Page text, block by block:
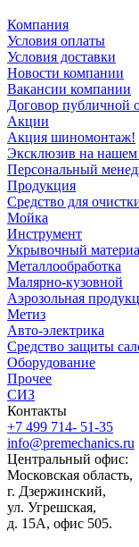
Компания
Условия оплаты
Условия доставки
Новости компании
Вакансии компании
Договор публичной
Акции
Акция шиномонтаж!
Эксклюзив на нашем
Персональный
Продукция
Средство для
Мойка
Инструмент
Укрывочный
Металлообработка
Малярно-кузовной
Аэрозольная
Метиз
Авто-электрика
Средство защиты
Оборудование
Прочее
СИЗ
Контакты
+7 499 714- 51-35
info@premechanics.ru
Центральный офис:
Московская область,
г. Дзержинский,
ул. Угрешская,
д. 15А, офис 505.